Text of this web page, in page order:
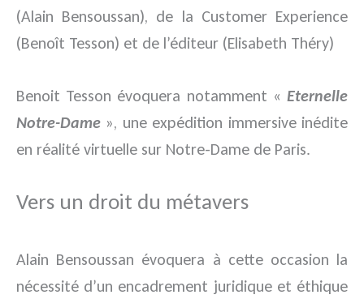
(Alain Bensoussan), de la Customer Experience
(Benoît Tesson) et de l’éditeur (Elisabeth Théry)
Benoit Tesson évoquera notamment « Eternelle
Notre-Dame », une expédition immersive inédite
en réalité virtuelle sur Notre-Dame de Paris.
Vers un droit du métavers
Alain Bensoussan évoquera à cette occasion la
nécessité d’un encadrement juridique et éthique